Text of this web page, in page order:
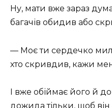
Ну, мати вже зараз
багачів обидив або
— Моє ти сердечко
хто скривдив, кажи
І вже обіймає його й
дожида тільки, щоб